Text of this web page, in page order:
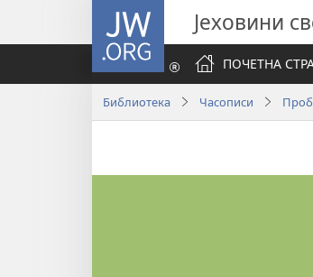
JW.ORG Јеховини
ПОЧЕТНА
Библиотека Часописи